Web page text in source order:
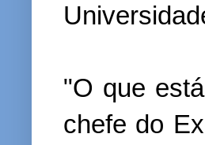
"O que
chefe do